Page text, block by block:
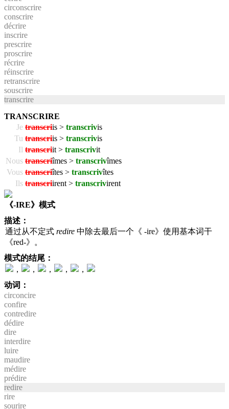
circonscrire
conscrire
décrire
inscrire
prescrire
proscrire
récrire
réinscrire
retranscrire
souscrire
transcrire
TRANSCRIRE
Je transcriis > transcrivis
Tu transcriis > transcrivis
Il transcriit > transcrivit
Nous transcriîmes > transcrivîmes
Vous transcriîtes > transcrivîtes
Ils transcriirent > transcrivirent
《-IRE》模式
描述：
通过从不定式 redire 中除去最后一个《 -ire》使用基本词干
《red-》。
模式的结尾：
，
， ， ，
，
动词：
circoncire
confire
contredire
dédire
dire
interdire
luire
maudire
médire
prédire
redire
rire
sourire